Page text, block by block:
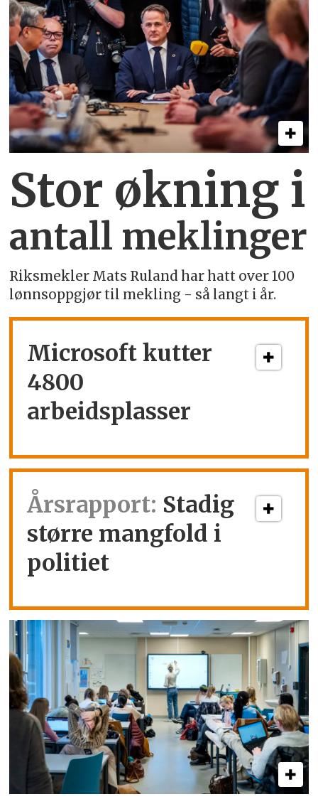
Stor økning i
antall meklinger
Riksmekler Mats Ruland har hatt over 100
lønnsoppgjør til mekling - så langt i år.
Microsoft kutter
4800
arbeidsplasser
Årsrapport: Stadig
større mangfold i
politiet